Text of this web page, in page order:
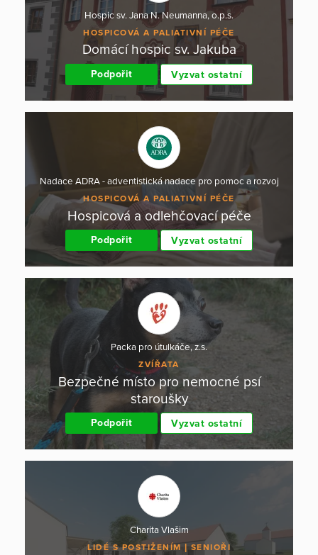
Hospic sv. Jana N. Neumanna, o.p.s.
HOSPICOVÁ A PALIATIVNÍ PÉČE
Domácí hospic sv. Jakuba
Podpořit Vyzvat ostatní
Nadace ADRA - adventistická nadace pro pomoc a rozvoj
HOSPICOVÁ A PALIATIVNÍ PÉČE
Hospicová a odlehčovací péče
Podpořit Vyzvat ostatní
Packa pro útulkáče, z.s.
ZVÍŘATA
Bezpečné místo pro nemocné psí
staroušky
Podpořit Vyzvat ostatní
Charita Vlašim
LIDÉ S POSTIŽENÍM SENIOŘI